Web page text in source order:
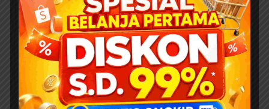
Download Ebook PDF 60...
Kisah Menakjubkan 25 Nabi
dan Rasul
Pahala Sedekah jariyah
ebook PDF “Kisah...
Download 400 Judul Ebook
Anak Isi 10+ Ribu Halaman
PDF Karya Kak Nurul Ihsan
DOWNLOAD EBOOK